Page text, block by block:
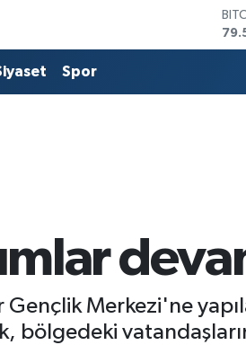
Spor
Gençlik Merkezi'ne
bölgedeki